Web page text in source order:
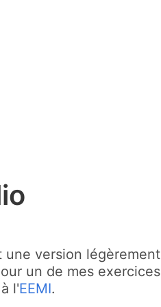
version légèrement
un de mes exercices
l'EEMI.